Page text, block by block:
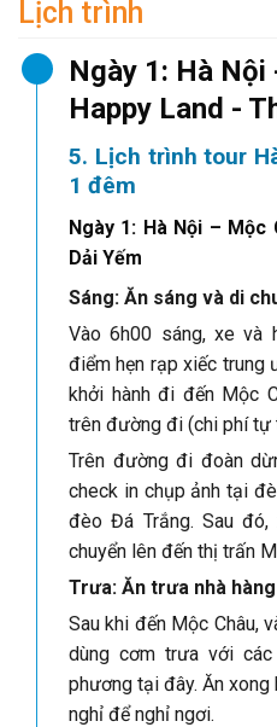
Lịch trình
Ngày 1: Hà Nội
Happy Land -
5. Lịch trình tour
1 đêm
Ngày 1: Hà Nội – Mộc
Dải Yếm
Sáng: Ăn sáng và di
Vào 6h00 sáng, xe và
điểm hẹn rạp xiếc trung
khởi hành đi đến Mộc
trên đường đi (chi phí tự
Trên đường đi đoàn
check in chụp ảnh tại
đèo Đá Trắng. Sau
chuyển lên đến thị trấn
Trưa: Ăn trưa nhà
Sau khi đến Mộc Châu,
dùng cơm trưa với
phương tại đây. Ăn
nghỉ để nghỉ ngơi.